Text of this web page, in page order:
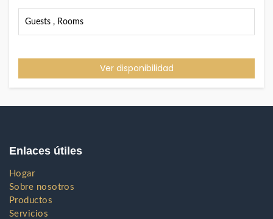
Guests , Rooms
Ver disponibilidad
Enlaces útiles
Hogar
Sobre nosotros
Productos
Servicios